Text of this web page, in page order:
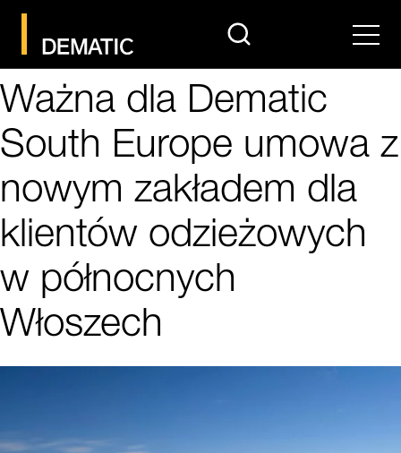
search Menu
Ważna dla Dematic
South Europe umowa z
nowym zakładem dla
klientów odzieżowych
w północnych
Włoszech